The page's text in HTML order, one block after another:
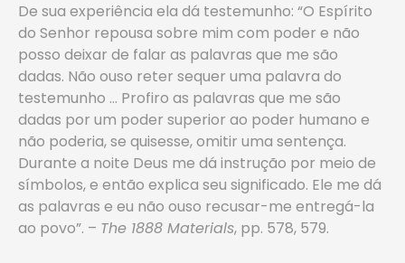
De sua experiência ela dá testemunho: “O Espírito
do Senhor repousa sobre mim com poder e não
posso deixar de falar as palavras que me são
dadas. Não ouso reter sequer uma palavra do
testemunho … Profiro as palavras que me são
dadas por um poder superior ao poder humano e
não poderia, se quisesse, omitir uma sentença.
Durante a noite Deus me dá instrução por meio de
símbolos, e então explica seu significado. Ele me dá
as palavras e eu não ouso recusar-me entregá-la
ao povo”. – The 1888 Materials, pp. 578, 579.